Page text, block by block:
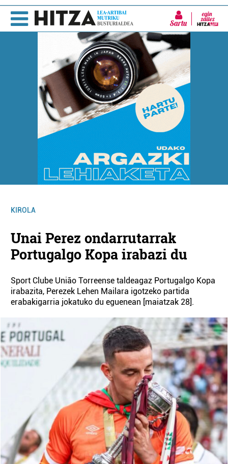
Sartu
KIROLA
Unai Perez ondarrutarrak
Portugalgo Kopa irabazi du
Sport Clube União Torreense taldeagaz Portugalgo Kopa
irabazita, Perezek Lehen Mailara igotzeko partida
erabakigarria jokatuko du eguenean [maiatzak 28].